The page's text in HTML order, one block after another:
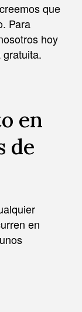
que
Para
hoy
en
de
en